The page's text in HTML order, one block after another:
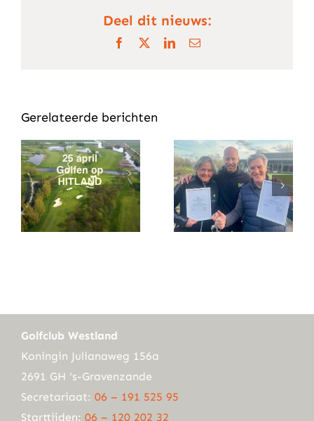
Deel dit nieuws:
Facebook LinkedIn
E-
Gerelateerde berichten
Golfclub Westland
Koningin Julianaweg 156a
2691 GH ‘s-Gravenzande
Secretariaat: 06 – 191 525 95
Starttijden: 06 – 120 202 32